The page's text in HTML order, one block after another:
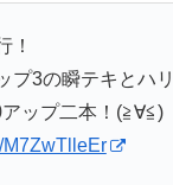
！
プ3の瞬テキとハ
ップ二本！(≧∀≦)
M7ZwTlleEr